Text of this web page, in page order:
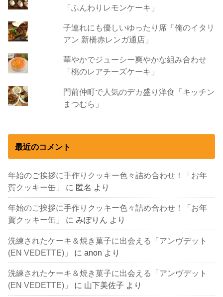
「ふんわりレモンケーキ」
子連れにも優しいゆったり席「俺のイタリ
アン 新橋赤レンガ通店」
華やかでジューシー爽やかな組み合わせ
「桃のレアチーズケーキ」
門前仲町で人気のデカ盛り洋食「キッチン
まつむら」
最近のコメント
年始のご挨拶に手作りクッキー色々詰め合わせ！「お年
賀クッキー缶」
に 匿名 より
年始のご挨拶に手作りクッキー色々詰め合わせ！「お年
賀クッキー缶」
にみぽりん より
洗練されたケーキ＆焼き菓子に出会える「アンヴデット
(EN VEDETTE)」
にanon より
洗練されたケーキ＆焼き菓子に出会える「アンヴデット
(EN VEDETTE)」
に 山下美佐子 より